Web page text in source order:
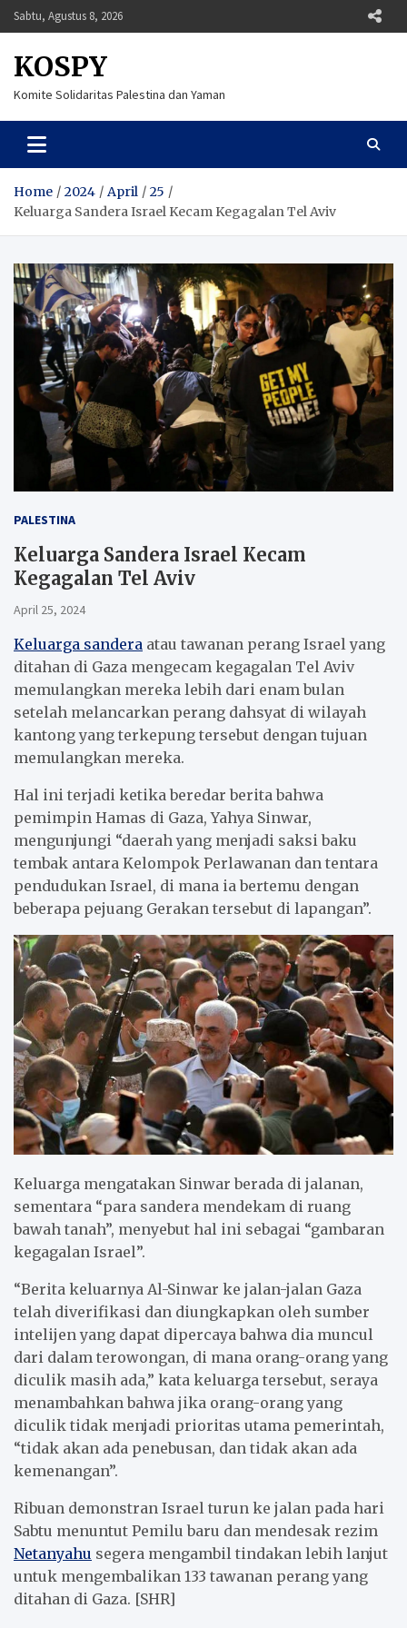
Skip
to
Sabtu, Agustus 8, 2026
KOSPY
Komite Solidaritas Palestina dan Yaman
Home 2024 April
25
Keluarga Sandera Israel Kecam Kegagalan Tel Aviv
PALESTINA
Keluarga Sandera Israel Kecam
Kegagalan Tel Aviv
April 25, 2024
Keluarga sandera atau tawanan perang Israel yang
ditahan di Gaza mengecam kegagalan Tel Aviv
memulangkan mereka lebih dari enam bulan
setelah melancarkan perang dahsyat di wilayah
kantong yang terkepung tersebut dengan tujuan
memulangkan mereka.
Hal ini terjadi ketika beredar berita bahwa
pemimpin Hamas di Gaza, Yahya Sinwar,
mengunjungi “daerah yang menjadi saksi baku
tembak antara Kelompok Perlawanan dan tentara
pendudukan Israel, di mana ia bertemu dengan
beberapa pejuang Gerakan tersebut di lapangan”.
Keluarga mengatakan Sinwar berada di jalanan,
sementara “para sandera mendekam di ruang
bawah tanah”, menyebut hal ini sebagai “gambaran
kegagalan Israel”.
“Berita keluarnya Al-Sinwar ke jalan-jalan Gaza
telah diverifikasi dan diungkapkan oleh sumber
intelijen yang dapat dipercaya bahwa dia muncul
dari dalam terowongan, di mana orang-orang yang
diculik masih ada,” kata keluarga tersebut, seraya
menambahkan bahwa jika orang-orang yang
diculik tidak menjadi prioritas utama pemerintah,
“tidak akan ada penebusan, dan tidak akan ada
kemenangan”.
Ribuan demonstran Israel turun ke jalan pada hari
Sabtu menuntut Pemilu baru dan mendesak rezim
Netanyahu segera mengambil tindakan lebih lanjut
untuk mengembalikan 133 tawanan perang yang
ditahan di Gaza. [SHR]